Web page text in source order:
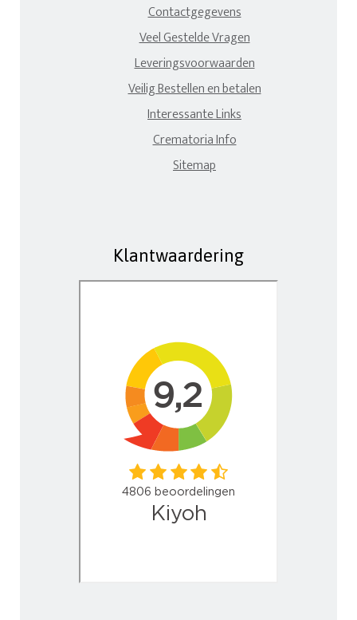
Contactgegevens
Veel Gestelde Vragen
Leveringsvoorwaarden
Veilig Bestellen en betalen
Interessante Links
Crematoria Info
Sitemap
Klantwaardering